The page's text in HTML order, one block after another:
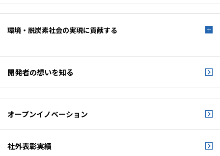
環境・脱炭素社会の実現に貢献する
開発者の想いを知る
オープンイノベーション
社外表彰実績